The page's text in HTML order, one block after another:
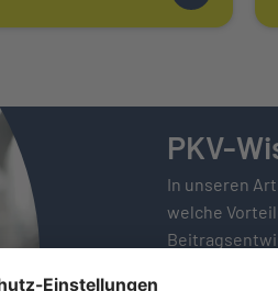
PKV-
In unseren
welche